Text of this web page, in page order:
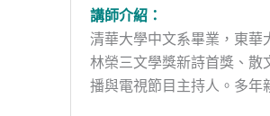
講師介紹：
清華大學中文系畢業，東華
林榮三文學獎新詩首獎、散
播與電視節目主持人。多年